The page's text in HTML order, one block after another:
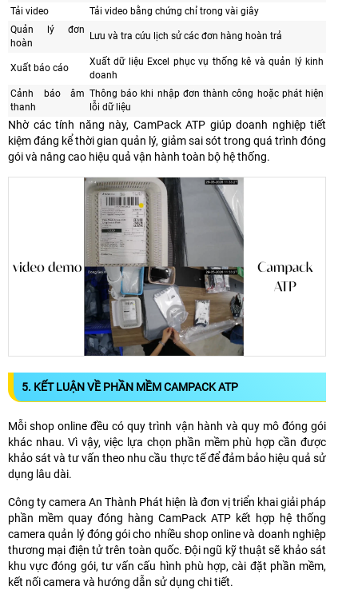
Tải video
Tải video bằng chứng chỉ trong vài giây
Quản lý đơn
hoàn
Lưu và tra cứu lịch sử các đơn hàng hoàn trả
Xuất báo cáo
Xuất dữ liệu Excel phục vụ thống kê và quản lý kinh
doanh
Cảnh báo âm
thanh
Thông báo khi nhập đơn thành công hoặc phát hiện
lỗi dữ liệu
Nhờ các tính năng này, CamPack ATP giúp doanh nghiệp tiết
kiệm đáng kể thời gian quản lý, giảm sai sót trong quá trình đóng
gói và nâng cao hiệu quả vận hành toàn bộ hệ thống.
5. KẾT LUẬN VỀ PHẦN MỀM CAMPACK ATP
Mỗi shop online đều có quy trình vận hành và quy mô đóng gói
khác nhau. Vì vậy, việc lựa chọn phần mềm phù hợp cần được
khảo sát và tư vấn theo nhu cầu thực tế để đảm bảo hiệu quả sử
dụng lâu dài.
Công ty camera An Thành Phát hiện là đơn vị triển khai giải pháp
phần mềm quay đóng hàng CamPack ATP kết hợp hệ thống
camera quản lý đóng gói cho nhiều shop online và doanh nghiệp
thương mại điện tử trên toàn quốc. Đội ngũ kỹ thuật sẽ khảo sát
khu vực đóng gói, tư vấn cấu hình phù hợp, cài đặt phần mềm,
kết nối camera và hướng dẫn sử dụng chi tiết.